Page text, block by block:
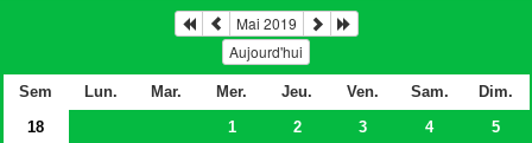
Mai 2019
Aujourd'hui
Sem Lun. Mar. Mer. Jeu. Ven. Sam.
Dim.
18
1 2 3 4
5